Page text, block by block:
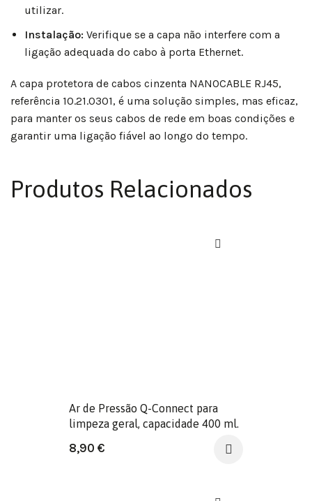
utilizar.
Instalação: Verifique se a capa não interfere com a
ligação adequada do cabo à porta Ethernet.
A capa protetora de cabos cinzenta NANOCABLE RJ45,
referência 10.21.0301, é uma solução simples, mas eficaz,
para manter os seus cabos de rede em boas condições e
garantir uma ligação fiável ao longo do tempo.
Produtos Relacionados
Ar de Pressão Q-Connect para
limpeza geral, capacidade 400 ml.
8,90 €